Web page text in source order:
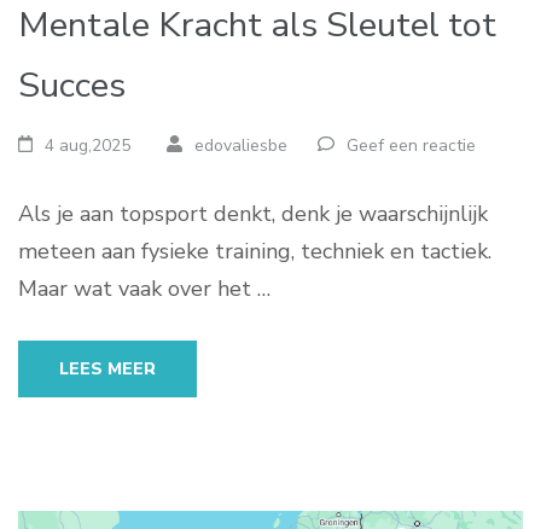
Mentale Kracht als Sleutel tot
Succes
4 aug,2025 edovaliesbe Geef een reactie
Als je aan topsport denkt, denk je waarschijnlijk
meteen aan fysieke training, techniek en tactiek.
Maar wat vaak over het …
LEES MEER